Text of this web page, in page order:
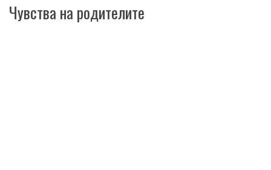
Чувства на родителите